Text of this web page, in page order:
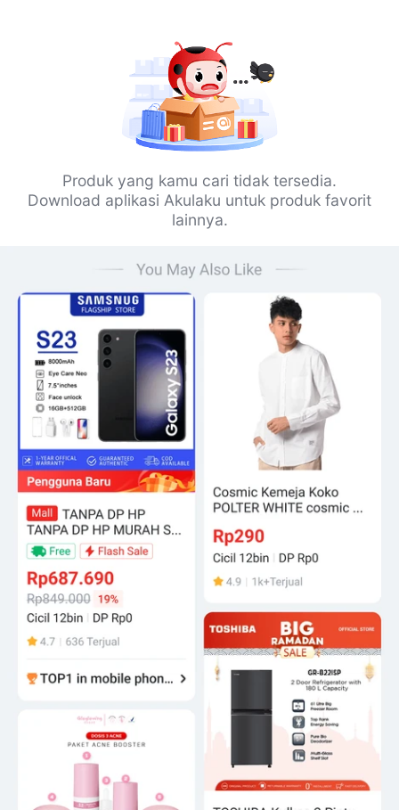
Produk yang kamu cari tidak tersedia.
Download aplikasi Akulaku untuk produk favorit
lainnya.